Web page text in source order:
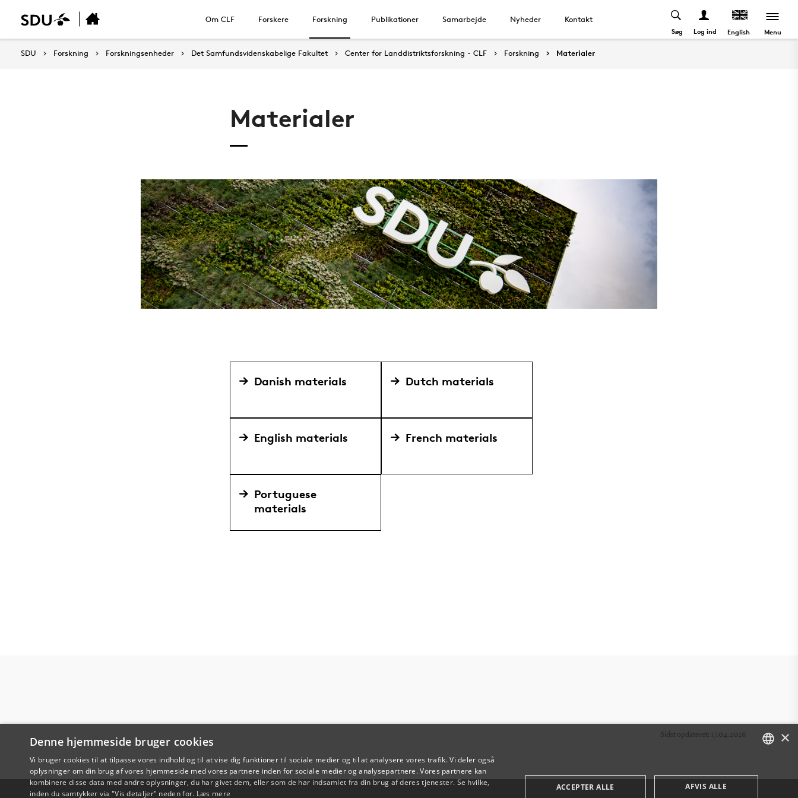
Om CLF Forskere Forskning Publikationer Samarbejde Nyheder Kontakt
Søg Log ind English Menu
SDU Forskning Forskningsenheder Det Samfundsvidenskabelige Fakultet Center for Landdistriktsforskning - CLF Forskning Materialer
Materialer
Danish materials Dutch materials
English materials French materials
Portuguese
materials
Sidst opdateret: 17.04.2026 ×
Denne hjemmeside bruger cookies
Vi bruger cookies til at tilpasse vores indhold og til at vise dig funktioner til sociale medier og til at analysere vores trafik. Vi deler også
oplysninger om din brug af vores hjemmeside med vores partnere inden for sociale medier og analysepartnere. Vores partnere kan
kombinere disse data med andre oplysninger, du har givet dem, eller som de har indsamlet fra din brug af deres tjenester. Se hvilke,
inden du samtykker via "Vis detaljer" neden for. Læs mere
ACCEPTER ALLE AFVIS ALLE